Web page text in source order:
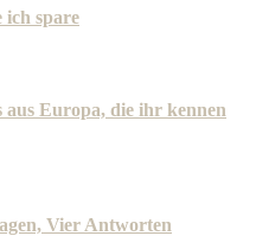
ich spare
aus Europa, die ihr kennen
Vier Antworten